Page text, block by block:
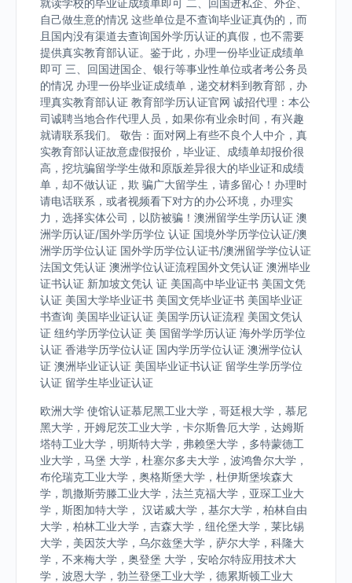
就读学校的毕业证成绩单即可 二、回国进私企、外企、
自己做生意的情况 这些单位是不查询毕业证真伪的，而
且国内没有渠道去查询国外学历认证的真假，也不需要
提供真实教育部认证。鉴于此，办理一份毕业证成绩单
即可 三、回国进国企、银行等事业性单位或者考公务员
的情况 办理一份毕业证成绩单，递交材料到教育部，办
理真实教育部认证 教育部学历认证官网 诚招代理：本公
司诚聘当地合作代理人员，如果你有业余时间，有兴趣
就请联系我们。 敬告：面对网上有些不良个人中介，真
实教育部认证故意虚假报价，毕业证、成绩单却报价很
高，挖坑骗留学学生做和原版差异很大的毕业证和成绩
单，却不做认证，欺 骗广大留学生，请多留心！办理时
请电话联系，或者视频看下对方的办公环境，办理实
力，选择实体公司，以防被骗！澳洲留学生学历认证 澳
洲学历认证/国外学历学位 认证 国境外学历学位认证/澳
洲学历学位认证 国外学历学位认证书/澳洲留学学位认证
法国文凭认证 澳洲学位认证流程国外文凭认证 澳洲毕业
证书认证 新加坡文凭认 证 美国高中毕业证书 美国文凭
认证 美国大学毕业证书 美国文凭毕业证书 美国毕业证
书查询 美国毕业证认证 美国学历认证流程 美国文凭认
证 纽约学历学位认证 美 国留学学历认证 海外学历学位
认证 香港学历学位认证 国内学历学位认证 澳洲学位认
证 澳洲毕业证认证 美国毕业证书认证 留学生学历学位
认证 留学生毕业证认证
欧洲大学 使馆认证慕尼黑工业大学，哥廷根大学，慕尼
黑大学，开姆尼茨工业大学，卡尔斯鲁厄大学，达姆斯
塔特工业大学，明斯特大学，弗赖堡大学，多特蒙德工
业大学，马堡 大学，杜塞尔多夫大学，波鸿鲁尔大学，
布伦瑞克工业大学，奥格斯堡大学，杜伊斯堡埃森大
学，凯撒斯劳滕工业大学，法兰克福大学，亚琛工业大
学，斯图加特大学， 汉诺威大学，基尔大学，柏林自由
大学，柏林工业大学，吉森大学，纽伦堡大学，莱比锡
大学，美因茨大学，乌尔兹堡大学，萨尔大学，科隆大
学，不来梅大学，奥登堡 大学，安哈尔特应用技术大
学，波恩大学，勃兰登堡工业大学，德累斯顿工业大